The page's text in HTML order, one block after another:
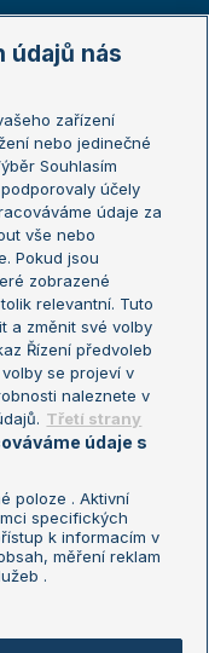
zpracování osobních
údajů nás
zařízení
nebo jedinečné
Souhlasím
účely
údaje za
vše nebo
Pokud jsou
zobrazené
relevantní. Tuto
a změnit své volby
Řízení předvoleb
se projeví v
naleznete v
Třetí strany
údaje s
poloze . Aktivní
specifických
k informacím v
měření reklam
.